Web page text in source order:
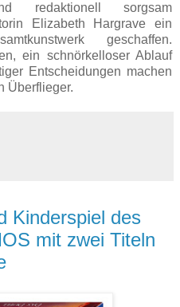
redaktionell sorgsam
Elizabeth Hargrave ein
geschaffen.
ein schnörkelloser Ablauf
Entscheidungen machen
Überflieger.
Kinderspiel des
mit zwei Titeln